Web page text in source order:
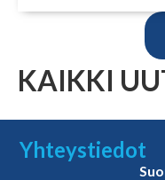
KAIKKI
Yhteystiedot